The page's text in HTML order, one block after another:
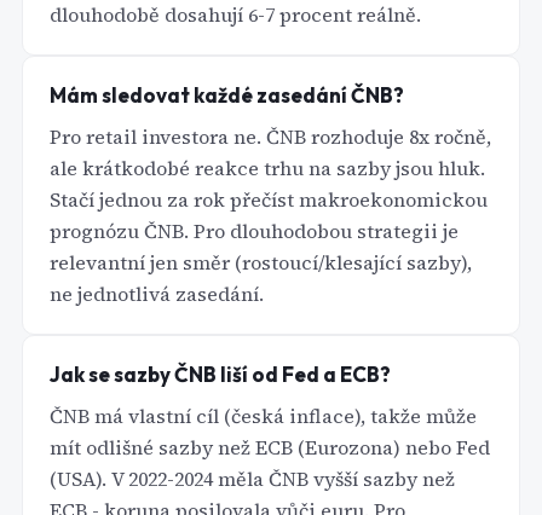
dlouhodobě dosahují 6-7 procent reálně.
Mám sledovat každé zasedání ČNB?
Pro retail investora ne. ČNB rozhoduje 8x ročně,
ale krátkodobé reakce trhu na sazby jsou hluk.
Stačí jednou za rok přečíst makroekonomickou
prognózu ČNB. Pro dlouhodobou strategii je
relevantní jen směr (rostoucí/klesající sazby),
ne jednotlivá zasedání.
Jak se sazby ČNB liší od Fed a ECB?
ČNB má vlastní cíl (česká inflace), takže může
mít odlišné sazby než ECB (Eurozona) nebo Fed
(USA). V 2022-2024 měla ČNB vyšší sazby než